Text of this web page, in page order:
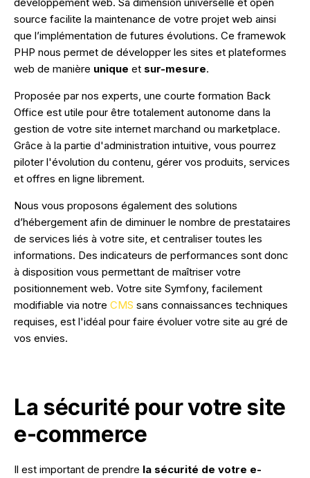
source facilite la maintenance de votre projet web ainsi
que l’implémentation de futures évolutions. Ce framewok
PHP nous permet de développer les sites et plateformes
web de manière unique et sur-mesure.
Proposée par nos experts, une courte formation Back
Office est utile pour être totalement autonome dans la
gestion de votre site internet marchand ou marketplace.
Grâce à la partie d'administration intuitive, vous pourrez
piloter l'évolution du contenu, gérer vos produits, services
et offres en ligne librement.
Nous vous proposons également des solutions
d’hébergement afin de diminuer le nombre de prestataires
de services liés à votre site, et centraliser toutes les
informations. Des indicateurs de performances sont donc
à disposition vous permettant de maîtriser votre
positionnement web. Votre site Symfony, facilement
modifiable via notre CMS sans connaissances techniques
requises, est l'idéal pour faire évoluer votre site au gré de
vos envies.
La sécurité pour votre site
e-commerce
Il est important de prendre la sécurité de votre e-